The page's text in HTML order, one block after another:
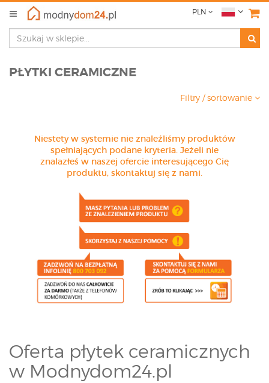
PLN
PŁYTKI CERAMICZNE
Filtry / sortowanie
Niestety w systemie nie znaleźliśmy produktów
spełniających podane kryteria. Jeżeli nie
znalazłeś w naszej ofercie interesującego Cię
produktu, skontaktuj się z nami.
Oferta płytek ceramicznych
w Modnydom24.pl